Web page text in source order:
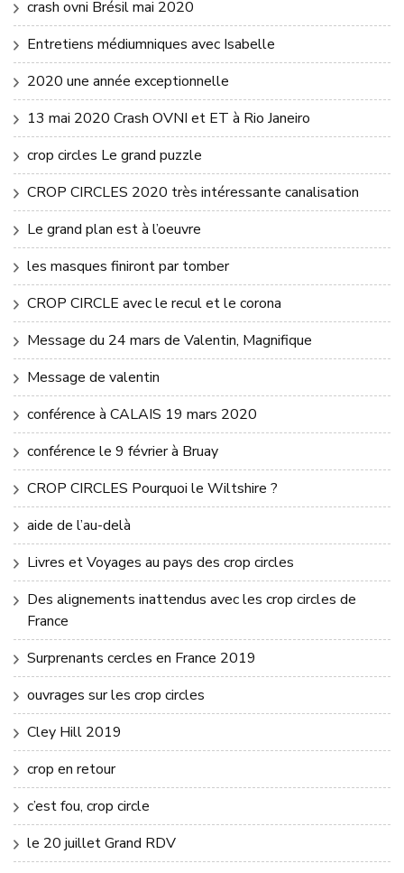
crash ovni Brésil mai 2020
Entretiens médiumniques avec Isabelle
2020 une année exceptionnelle
13 mai 2020 Crash OVNI et ET à Rio Janeiro
crop circles Le grand puzzle
CROP CIRCLES 2020 très intéressante canalisation
Le grand plan est à l’oeuvre
les masques finiront par tomber
CROP CIRCLE avec le recul et le corona
Message du 24 mars de Valentin, Magnifique
Message de valentin
conférence à CALAIS 19 mars 2020
conférence le 9 février à Bruay
CROP CIRCLES Pourquoi le Wiltshire ?
aide de l’au-delà
Livres et Voyages au pays des crop circles
Des alignements inattendus avec les crop circles de
France
Surprenants cercles en France 2019
ouvrages sur les crop circles
Cley Hill 2019
crop en retour
c’est fou, crop circle
le 20 juillet Grand RDV